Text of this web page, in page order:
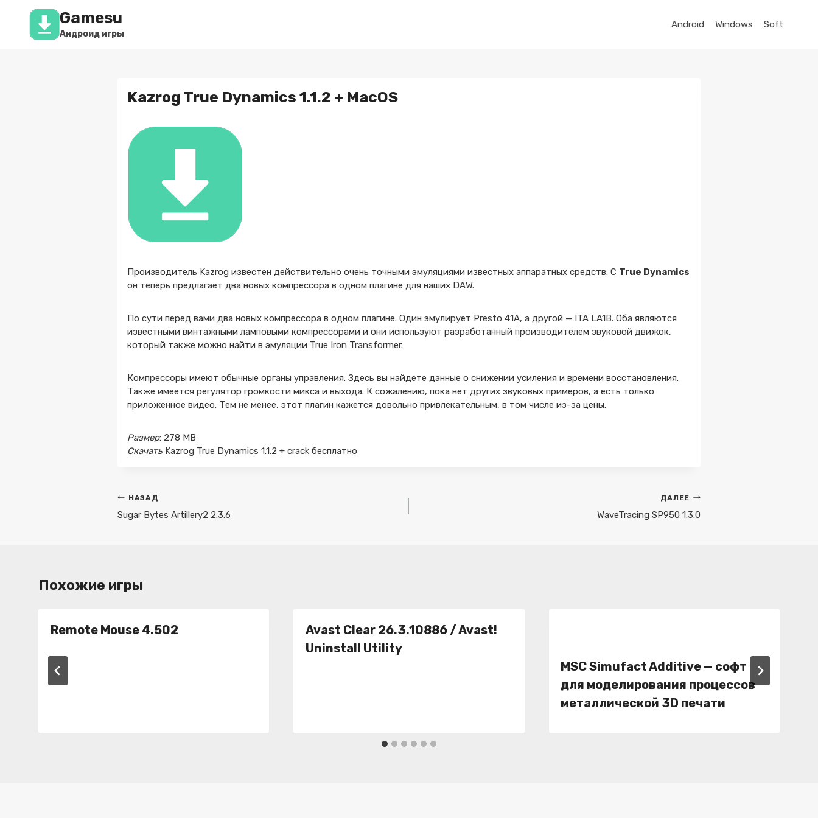
Перейти
содержимому
Gamesu
Андроид игры
Android Windows Soft
Kazrog True Dynamics 1.1.2 + MacOS
Производитель Kazrog известен действительно очень точными эмуляциями известных аппаратных средств. С True Dynamics
он теперь предлагает два новых компрессора в одном плагине для наших DAW.
По сути перед вами два новых компрессора в одном плагине. Один эмулирует Presto 41A, а другой — ITA LA1B. Оба являются
известными винтажными ламповыми компрессорами и они используют разработанный производителем звуковой движок,
который также можно найти в эмуляции True Iron Transformer.
Компрессоры имеют обычные органы управления. Здесь вы найдете данные о снижении усиления и времени восстановления.
Также имеется регулятор громкости микса и выхода. К сожалению, пока нет других звуковых примеров, а есть только
приложенное видео. Тем не менее, этот плагин кажется довольно привлекательным, в том числе из-за цены.
Размер: 278 MB
Скачать Kazrog True Dynamics 1.1.2 + crack бесплатно
Навигация
по
НАЗАД
Sugar Bytes Artillery2 2.3.6
ДАЛЕЕ
WaveTracing SP950 1.3.0
Похожие игры
Remote Mouse 4.502
Avast Clear 26.3.10886 / Avast!
Uninstall Utility
MSC Simufact Additive — софт
для моделирования процессов
металлической 3D печати